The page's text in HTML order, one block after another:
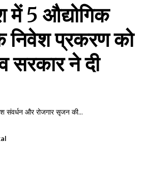
में 5 औद्योगिक
निवेश प्रकरण को
सरकार ने दी
संवर्धन और रोजगार सृजन की...